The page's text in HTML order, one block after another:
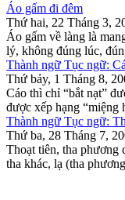
Áo gấm đi đêm
Thứ hai, 22 Tháng 3,
Áo gấm về làng là
lý, không đúng lúc,
Thành ngữ Tục ngữ:
Thứ bảy, 1 Tháng 8,
Cáo thì chỉ “bắt nạt”
được xếp hạng “miệng
Thành ngữ Tục ngữ:
Thứ ba, 28 Tháng 7,
Thoạt tiên, tha phương
tha khác, lạ (tha